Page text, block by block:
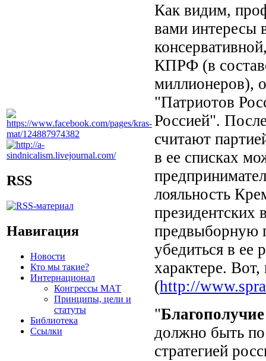
RSS
Навигация
Новости
Кто мы такие?
Интернационал
Конгрессы МАТ
Принципы, цели и
статуты
Библиотека
Ссылки
Как видим,
вами интересы
КПРФ (в
миллионеров),
"Патриотов
Россией".
считают
в ее списках
лояльность
президентских
предвыборную
убедиться в ее
характере.
(http://
"
должно быть
стратегией